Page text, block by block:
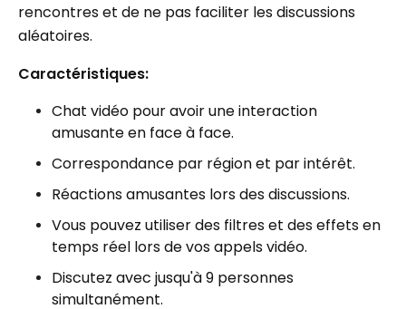
rencontres et de ne pas faciliter les discussions
aléatoires.
Caractéristiques:
Chat vidéo pour avoir une interaction
amusante en face à face.
Correspondance par région et par intérêt.
Réactions amusantes lors des discussions.
Vous pouvez utiliser des filtres et des effets en
temps réel lors de vos appels vidéo.
Discutez avec jusqu'à 9 personnes
simultanément.